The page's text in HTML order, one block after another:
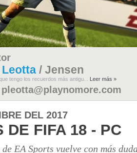
Leotta / Jensen
tengo los recuerdos más antigu... Leer más »
pleotta@playnomore.com
DEL 2017
DE FIFA 18 - PC
EA Sports vuelve con más